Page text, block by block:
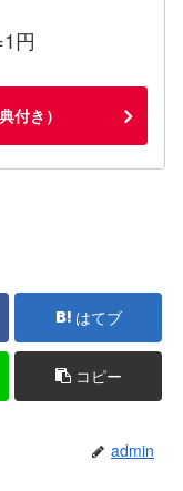
円
付き）
はてブ
コピー
admin